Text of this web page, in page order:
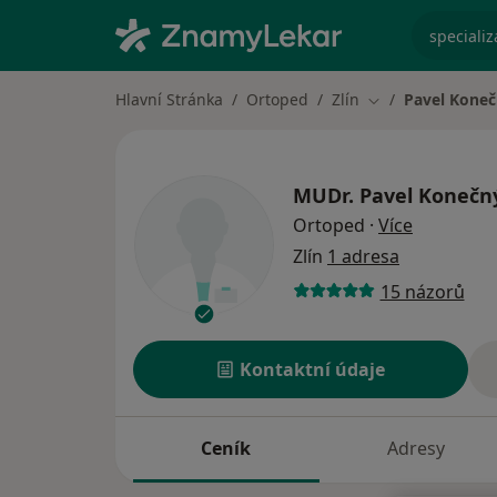
Hlavní Stránka Ortoped Zlín Změna města
Pavel
MUDr. Pavel
Ortoped · Více
Zlín 1 adresa
15 názorů
Kontaktní údaje
Ceník Adresy